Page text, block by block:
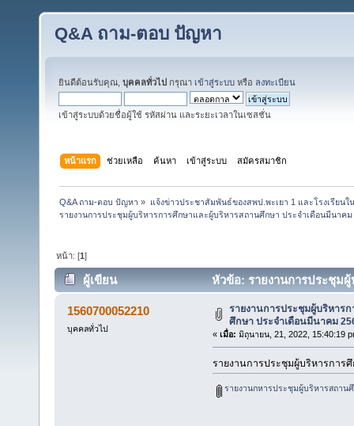
Q&A ถาม-ตอบ ปัญหา
ยินดีต้อนรับคุณ, บุคคลทั่วไป กรุณา เข้าสู่ระบบ หรือ ลงทะเบียน
เข้าสู่ระบบด้วยชื่อผู้ใช้ รหัสผ่าน และระยะเวลาในเซสชั่น
หน้าแรก ช่วยเหลือ ค้นหา เข้าสู่ระบบ สมัครสมาชิก
Q&A ถาม-ตอบ ปัญหา » แจ้งข่าวประชาสัมพันธ์ของสพป.พะเยา 1 และโรงเรียนใ
รายงานการประชุมผู้บริหารการศึกษาและผู้บริหารสถานศึกษา ประจำเดือนมีนาค
หน้า: [1]
ผู้เขียน
หัวข้อ: รายงานการประชุม
(อ่าน 52454 ครั้ง)
1560700052210
บุคคลทั่วไป
รายงานการประชุมผู้บริหาร
ศึกษา ประจำเดือนมีนาคม
« เมื่อ: มิถุนายน, 21, 2022, 15:40:19
รายงานการประชุมผู้บริหารการ
รายงานกหารประชุมผู้บริหารสถาน